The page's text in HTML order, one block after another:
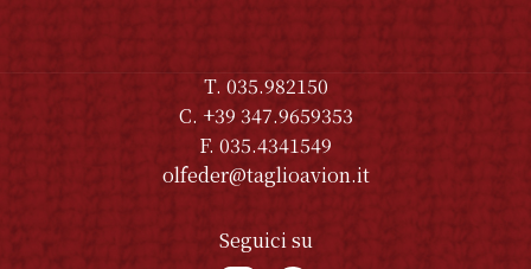
T. 035.982150
C. +39 347.9659353
F. 035.4341549
olfeder@taglioavion.it
Seguici su